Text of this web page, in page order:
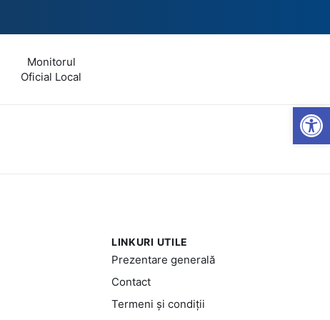
Monitorul
Oficial Local
LINKURI UTILE
Prezentare generală
Contact
Termeni și condiții